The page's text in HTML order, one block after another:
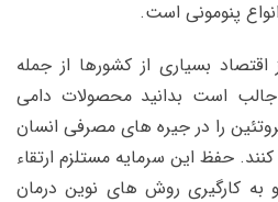
بسیاری از کشورها از جمله
است بدانید محصولات دامی
% انرژی و 28 % پروتئین را در جیره های مصرفی انسان
حفظ این سرمایه مستلزم ارتقاء
کارگیری روش های نوین درمان